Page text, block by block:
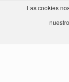
Las cookies